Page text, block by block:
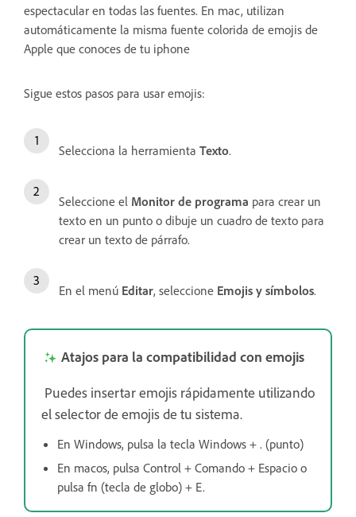
espectacular en todas las fuentes. En mac, utilizan
automáticamente la misma fuente colorida de emojis de
Apple que conoces de tu iphone
Sigue estos pasos para usar emojis:
Selecciona la herramienta Texto.
Seleccione el Monitor de programa para crear un
texto en un punto o dibuje un cuadro de texto para
crear un texto de párrafo.
En el menú Editar, seleccione Emojis y símbolos.
Atajos para la compatibilidad con emojis
Puedes insertar emojis rápidamente utilizando
el selector de emojis de tu sistema.
En Windows, pulsa la tecla Windows + . (punto)
En macos, pulsa Control + Comando + Espacio o
pulsa fn (tecla de globo) + E.